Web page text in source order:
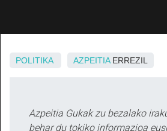
POLITIKA AZPEITIAERREZIL
Azpeitia Gukak zu bezalako
behar du tokiko informazioa